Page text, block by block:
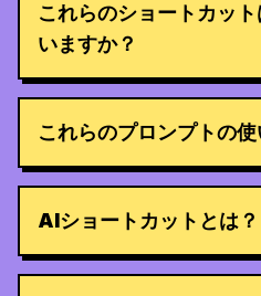
これらのショートカッ
いますか？
これらのプロンプトの使
AIショートカットとは？